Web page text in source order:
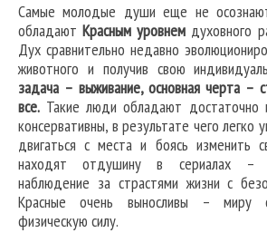
Самые молодые души еще не
обладают Красным уровнем духовного
Дух сравнительно недавно
животного и получив свою
задача – выживание, основная черта –
все. Такие люди обладают достаточно
консервативны, в результате чего легко
двигаться с места и боясь изменить
находят отдушину в сериалах –
наблюдение за страстями жизни с
Красные очень выносливы –
физическую силу.